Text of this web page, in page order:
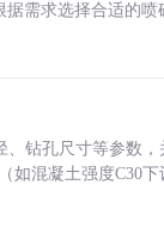
需求选择合适的喷
钻孔尺寸等参数
如混凝土强度C30